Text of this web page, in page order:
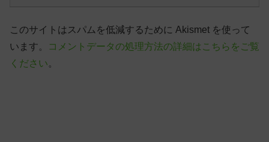
このサイトはスパムを低減するために Akismet を使って
います。
コメントデータの処理方法の詳細はこちらをご覧
ください。